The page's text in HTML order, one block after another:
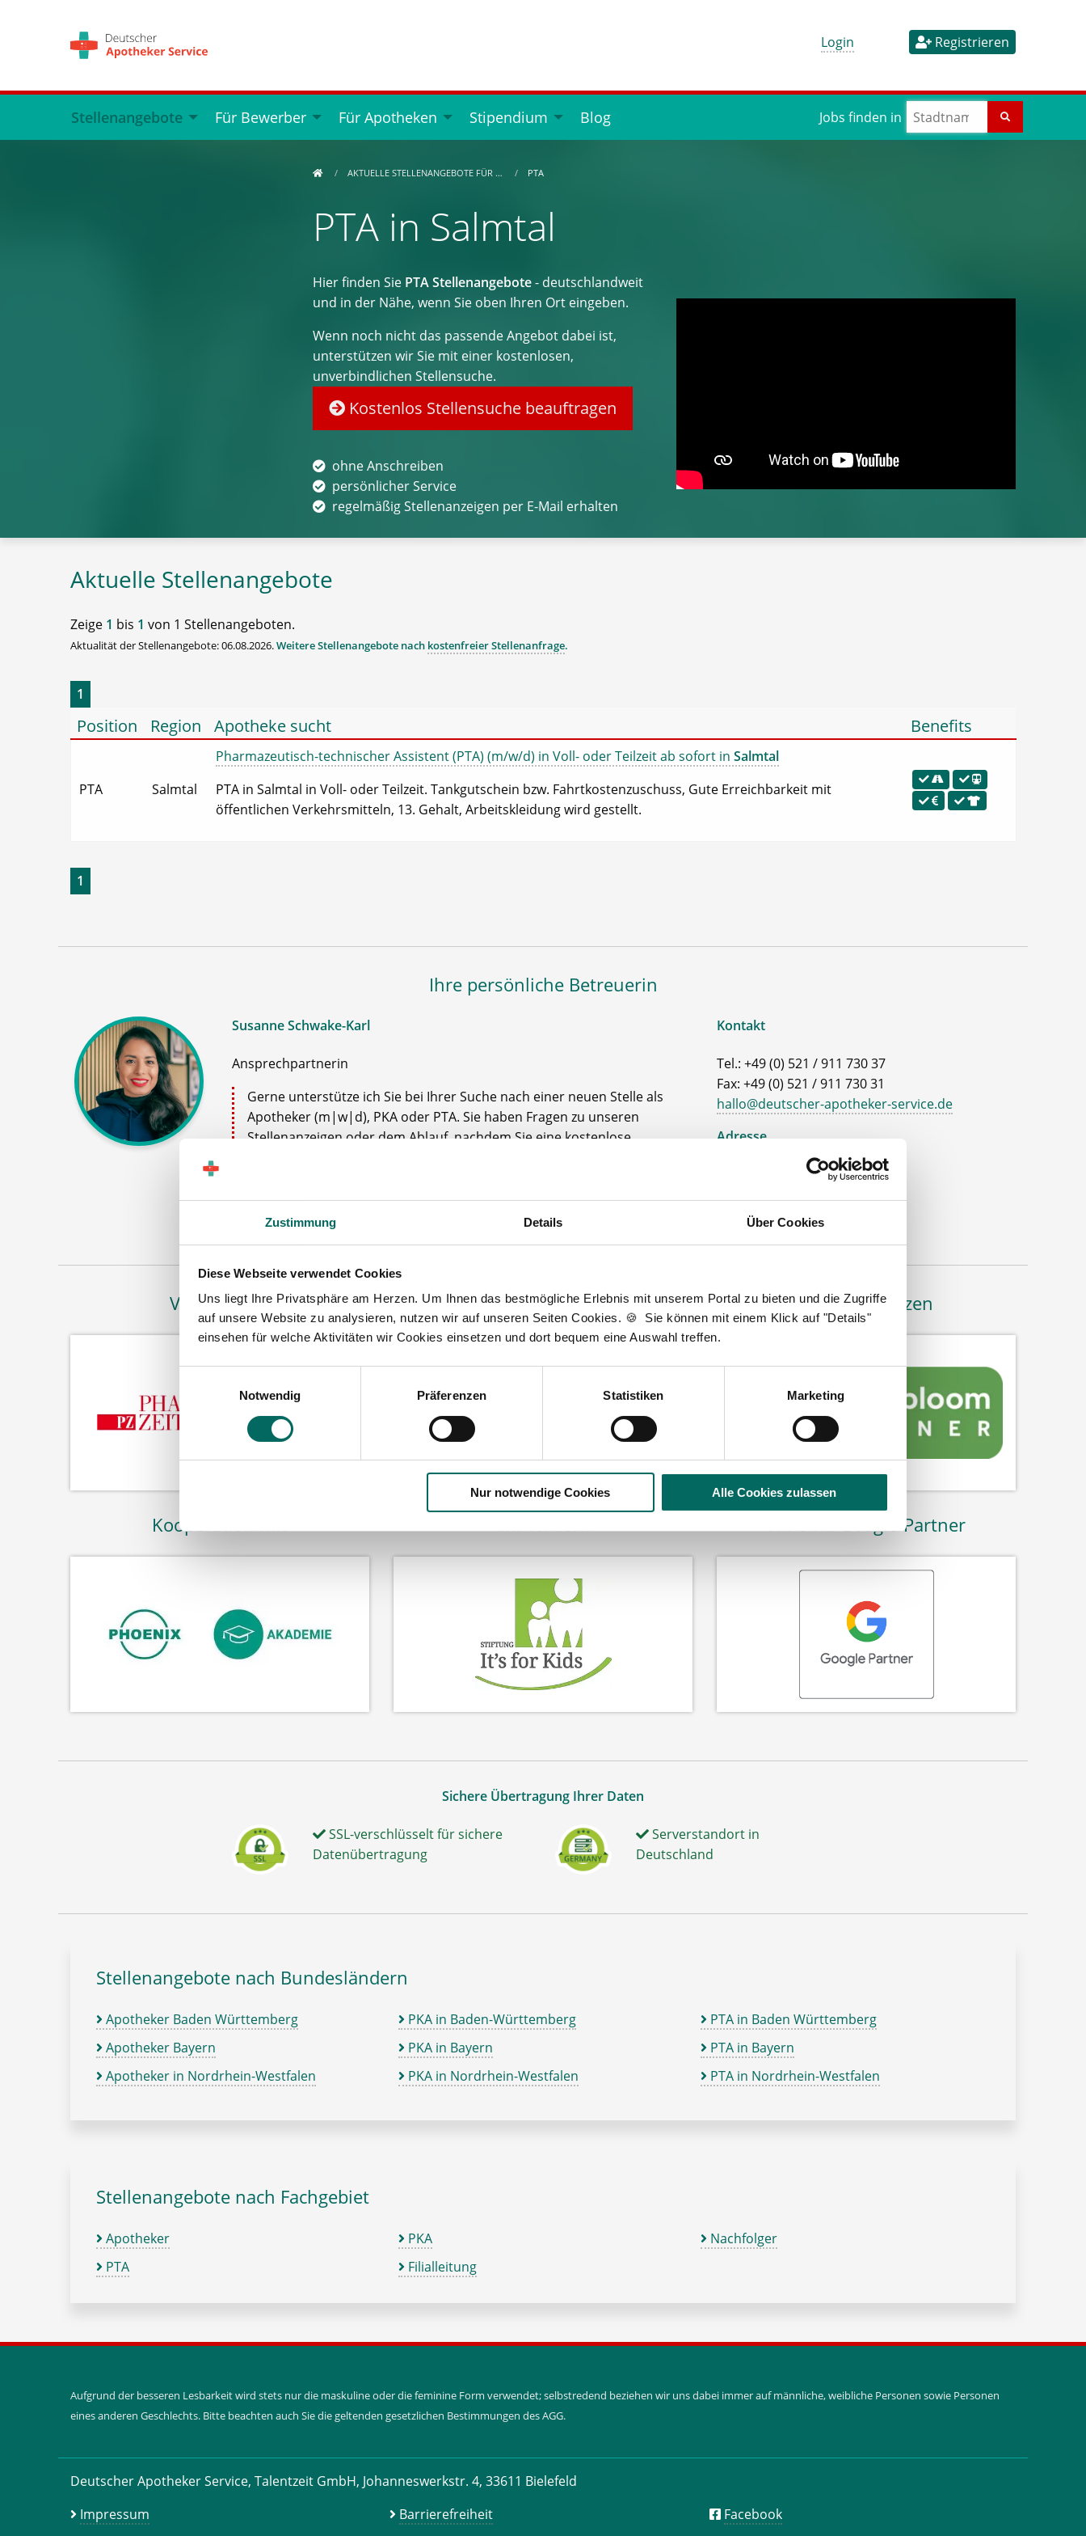
Zustimmung Details Über Cookies
Diese Webseite verwendet Cookies
Uns liegt Ihre Privatsphäre am Herzen. Um Ihnen das bestmögliche Erlebnis mit unserem Portal zu bieten und die Zugriffe
auf unsere Website zu analysieren, nutzen wir auf unseren Seiten Cookies. 🍪 Sie können mit einem Klick auf "Details"
einsehen für welche Aktivitäten wir Cookies einsetzen und dort bequem eine Auswahl treffen.
Notwendig
Präferenzen Statistiken Marketing
Nur notwendige Cookies Alle Cookies zulassen
Login Registrieren
Stellenangebote Für Bewerber Für Apotheken Stipendium Blog Jobs finden in
AKTUELLE STELLENANGEBOTE FÜR … PTA
PTA in Salmtal
Hier finden Sie PTA Stellenangebote- deutschlandweit
und in der Nähe, wenn Sie oben Ihren Ort eingeben.
Wenn noch nicht das passende Angebot dabei ist,
unterstützen wir Sie mit einer kostenlosen,
unverbindlichen Stellensuche.
Kostenlos Stellensuche beauftragen
ohne Anschreiben
persönlicher Service
regelmäßig Stellenanzeigen per E-Mail erhalten
Aktuelle Stellenangebote
Zeige 1 bis 1 von 1 Stellenangeboten.
Aktualität der Stellenangebote: 06.08.2026.Weitere Stellenangebote nach kostenfreier Stellenanfrage.
1
Position Region Apotheke sucht Benefits
PTA Salmtal
Pharmazeutisch-technischer Assistent (PTA) (m/w/d) in Voll- oder Teilzeit ab sofort in Salmtal
PTA in Salmtal in Voll- oder Teilzeit. Tankgutschein bzw. Fahrtkostenzuschuss, Gute Erreichbarkeit mit
öffentlichen Verkehrsmitteln, 13. Gehalt, Arbeitskleidung wird gestellt.
1
Ihre persönliche Betreuerin
Susanne Schwake-Karl
Ansprechpartnerin
Gerne unterstütze ich Sie bei Ihrer Suche nach einer neuen Stelle als
Apotheker (m|w|d), PKA oder PTA. Sie haben Fragen zu unseren
Stellenanzeigen oder dem Ablauf, nachdem Sie eine kostenlose
Jetzt zur kostenlosen Stellenanfrage
Kontakt
Tel.: +49 (0) 521 / 911 730 37
Fax: +49 (0) 521 / 911 730 31
hallo@deutscher-apotheker-service.de
Adresse
Deutscher Apotheker Service
33611 Bielefeld
Vertreten in Wir fördern Bäume pflanzen
Kooperation mit Wir fördern Wir sind Google-Partner
Sichere Übertragung Ihrer Daten
SSL-verschlüsselt für sichere
Datenübertragung
Serverstandort in
Deutschland
Stellenangebote nach Bundesländern
Apotheker Baden Württemberg
Apotheker Bayern
Apotheker in Nordrhein-Westfalen
PKA in Baden-Württemberg
PKA in Bayern
PKA in Nordrhein-Westfalen
PTA in Baden Württemberg
PTA in Bayern
PTA in Nordrhein-Westfalen
Stellenangebote nach Fachgebiet
Apotheker
PTA
PKA
Filialleitung
Nachfolger
Aufgrund der besseren Lesbarkeit wird stets nur die maskuline oder die feminine Form verwendet; selbstredend beziehen wir uns dabei immer auf männliche, weibliche Personen sowie Personen
eines anderen Geschlechts. Bitte beachten auch Sie die geltenden gesetzlichen Bestimmungen des AGG.
Deutscher Apotheker Service, Talentzeit GmbH, Johanneswerkstr. 4, 33611 Bielefeld
Impressum
Barrierefreiheit
Facebook